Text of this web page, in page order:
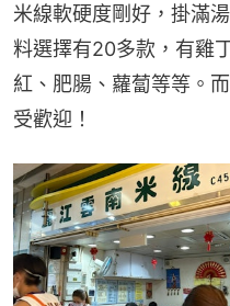
米線軟硬度剛好，掛滿
料選擇有20多款，有雞
紅、肥腸、蘿蔔等等。
受歡迎！